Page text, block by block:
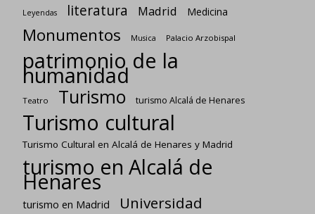
Leyendas literatura Madrid Medicina
Monumentos Musica Palacio Arzobispal
patrimonio de la
humanidad
Teatro Turismo turismo Alcalá de Henares
Turismo cultural
Turismo Cultural en Alcalá de Henares y Madrid
turismo en Alcalá de
Henares
turismo en Madrid Universidad